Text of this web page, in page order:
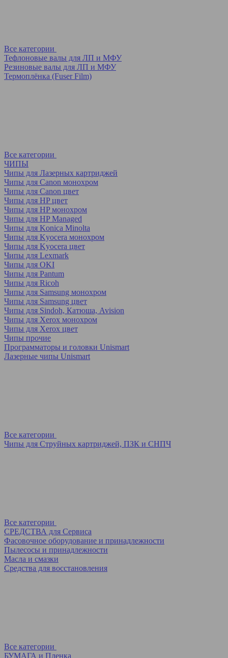
Все категории
Тефлоновые валы для ЛП и МФУ
Резиновые валы для ЛП и МФУ
Термоплёнка (Fuser Film)
Все категории
ЧИПЫ
Чипы для Лазерных картриджей
Чипы для Canon монохром
Чипы для Canon цвет
Чипы для HP цвет
Чипы для HP монохром
Чипы для HP Managed
Чипы для Konica Minolta
Чипы для Kyocera монохром
Чипы для Kyocera цвет
Чипы для Lexmark
Чипы для OKI
Чипы для Pantum
Чипы для Ricoh
Чипы для Samsung монохром
Чипы для Samsung цвет
Чипы для Sindoh, Катюша, Avision
Чипы для Xerox монохром
Чипы для Xerox цвет
Чипы прочие
Программаторы и головки Unismart
Лазерные чипы Unismart
Все категории
Чипы для Струйных картриджей, ПЗК и СНПЧ
Все категории
СРЕДСТВА для Сервиса
Фасовочное оборудование и принадлежности
Пылесосы и принадлежности
Масла и смазки
Средства для восстановления
Все категории
БУМАГА и Пленка